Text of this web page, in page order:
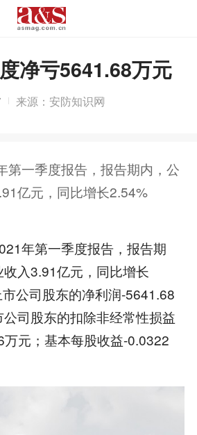
净亏5641.68万元
来源：安防知识网
第一季度报告，报告期内，公
亿元，同比增长2.54%
年第一季度报告，报告期
入3.91亿元，同比增长
公司股东的净利润-5641.68
司股东的扣除非经常性损益
元；基本每股收益-0.0322